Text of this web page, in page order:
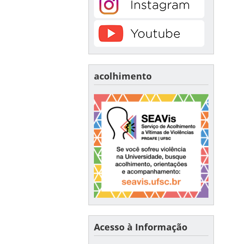
acolhimento
Acesso à Informação